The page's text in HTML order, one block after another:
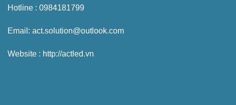
Hotline : 0984181799
Email: act.solution@outlook.com
Website : http://actled.vn